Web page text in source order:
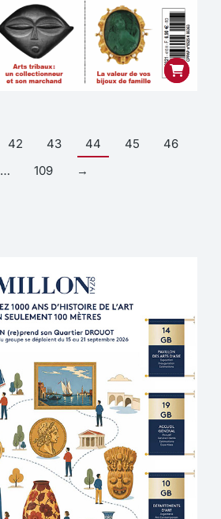
42 43 44 45
46
…
109 →